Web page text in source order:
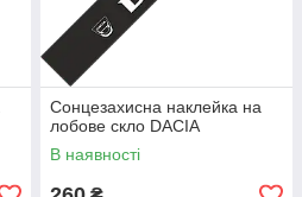
Сонцезахисна наклейка на
лобове скло DACIA
В наявності